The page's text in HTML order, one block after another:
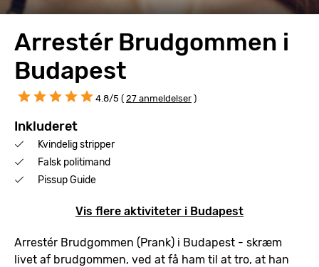
Arrestér Brudgommen i
Budapest
4.8/5 ( 27 anmeldelser )
Inkluderet
Kvindelig stripper
Falsk politimand
Pissup Guide
Vis flere aktiviteter i Budapest
Arrestér Brudgommen (Prank) i Budapest - skræm
livet af brudgommen, ved at få ham til at tro, at han